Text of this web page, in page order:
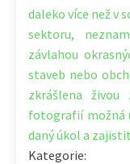
daleko více než v
sektoru,
závlahou
staveb nebo
zkrášlena
fotografií možná
daný úkol a
Kategorie: